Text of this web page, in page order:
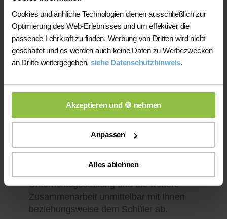
Cookies und änhliche Technologien dienen ausschließlich zur
Optimierung des Web-Erlebnisses und um effektiver die
passende Lehrkraft zu finden. Werbung von Dritten wird nicht
geschaltet und es werden auch keine Daten zu Werbezwecken
an Dritte weitergegeben, siehe Datenschutzhinweis.
Akzeptieren und 🍪 nehmen
Anpassen
Alles ablehnen
Lehrkräfte, deren eingereichte
Qualifikationsnachweise vor der
Freischaltung geprüft werden.
möglichst schnell eine zu Ihrem Bedarf
passende Lehrkraft zu finden. Bei einem
Ausfall können Sie auf Wunsch bei der
Vermittlung einer anderen Lehrkraft
unterstützt werden.
Die Lehrkräfte gestalten und verantworten
ihren Unterricht eigenständig.
Unterrichtsgestaltung und die weitere
Zusammenarbeit unmittelbar mit Ihnen
beziehungsweise dem Schüler ab.